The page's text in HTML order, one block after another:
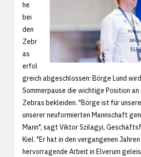
he
bei
den
Zebr
as
erfol
greich abgeschlossen: Börge Lund
Sommerpause die wichtige Position
Zebras bekleiden. "Börge ist für
unserer neuformierten Mannschaft
Mann", sagt Viktor Szilagyi,
Kiel. "Er hat in den vergangenen
hervorragende Arbeit in Elverum